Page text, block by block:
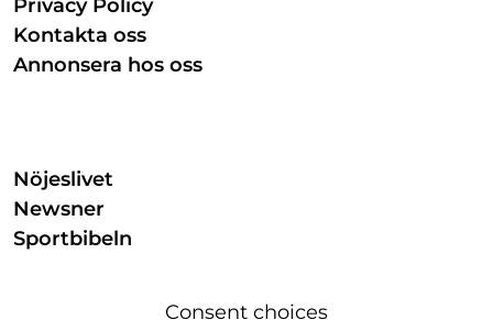
Privacy Policy
Kontakta oss
Annonsera hos oss
Nöjeslivet
Newsner
Sportbibeln
Consent choices